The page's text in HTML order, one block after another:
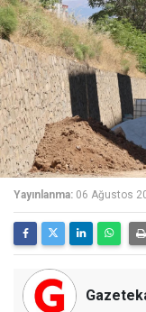
Yayınlanma: 06 Ağustos